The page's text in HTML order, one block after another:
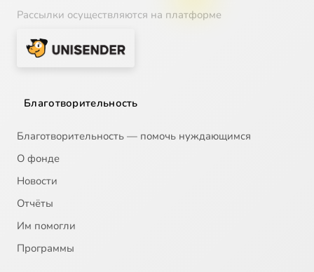
Рассылки осуществляются на платформе
Благотворительность
Благотворительность — помочь нуждающимся
О фонде
Новости
Отчёты
Им помогли
Программы